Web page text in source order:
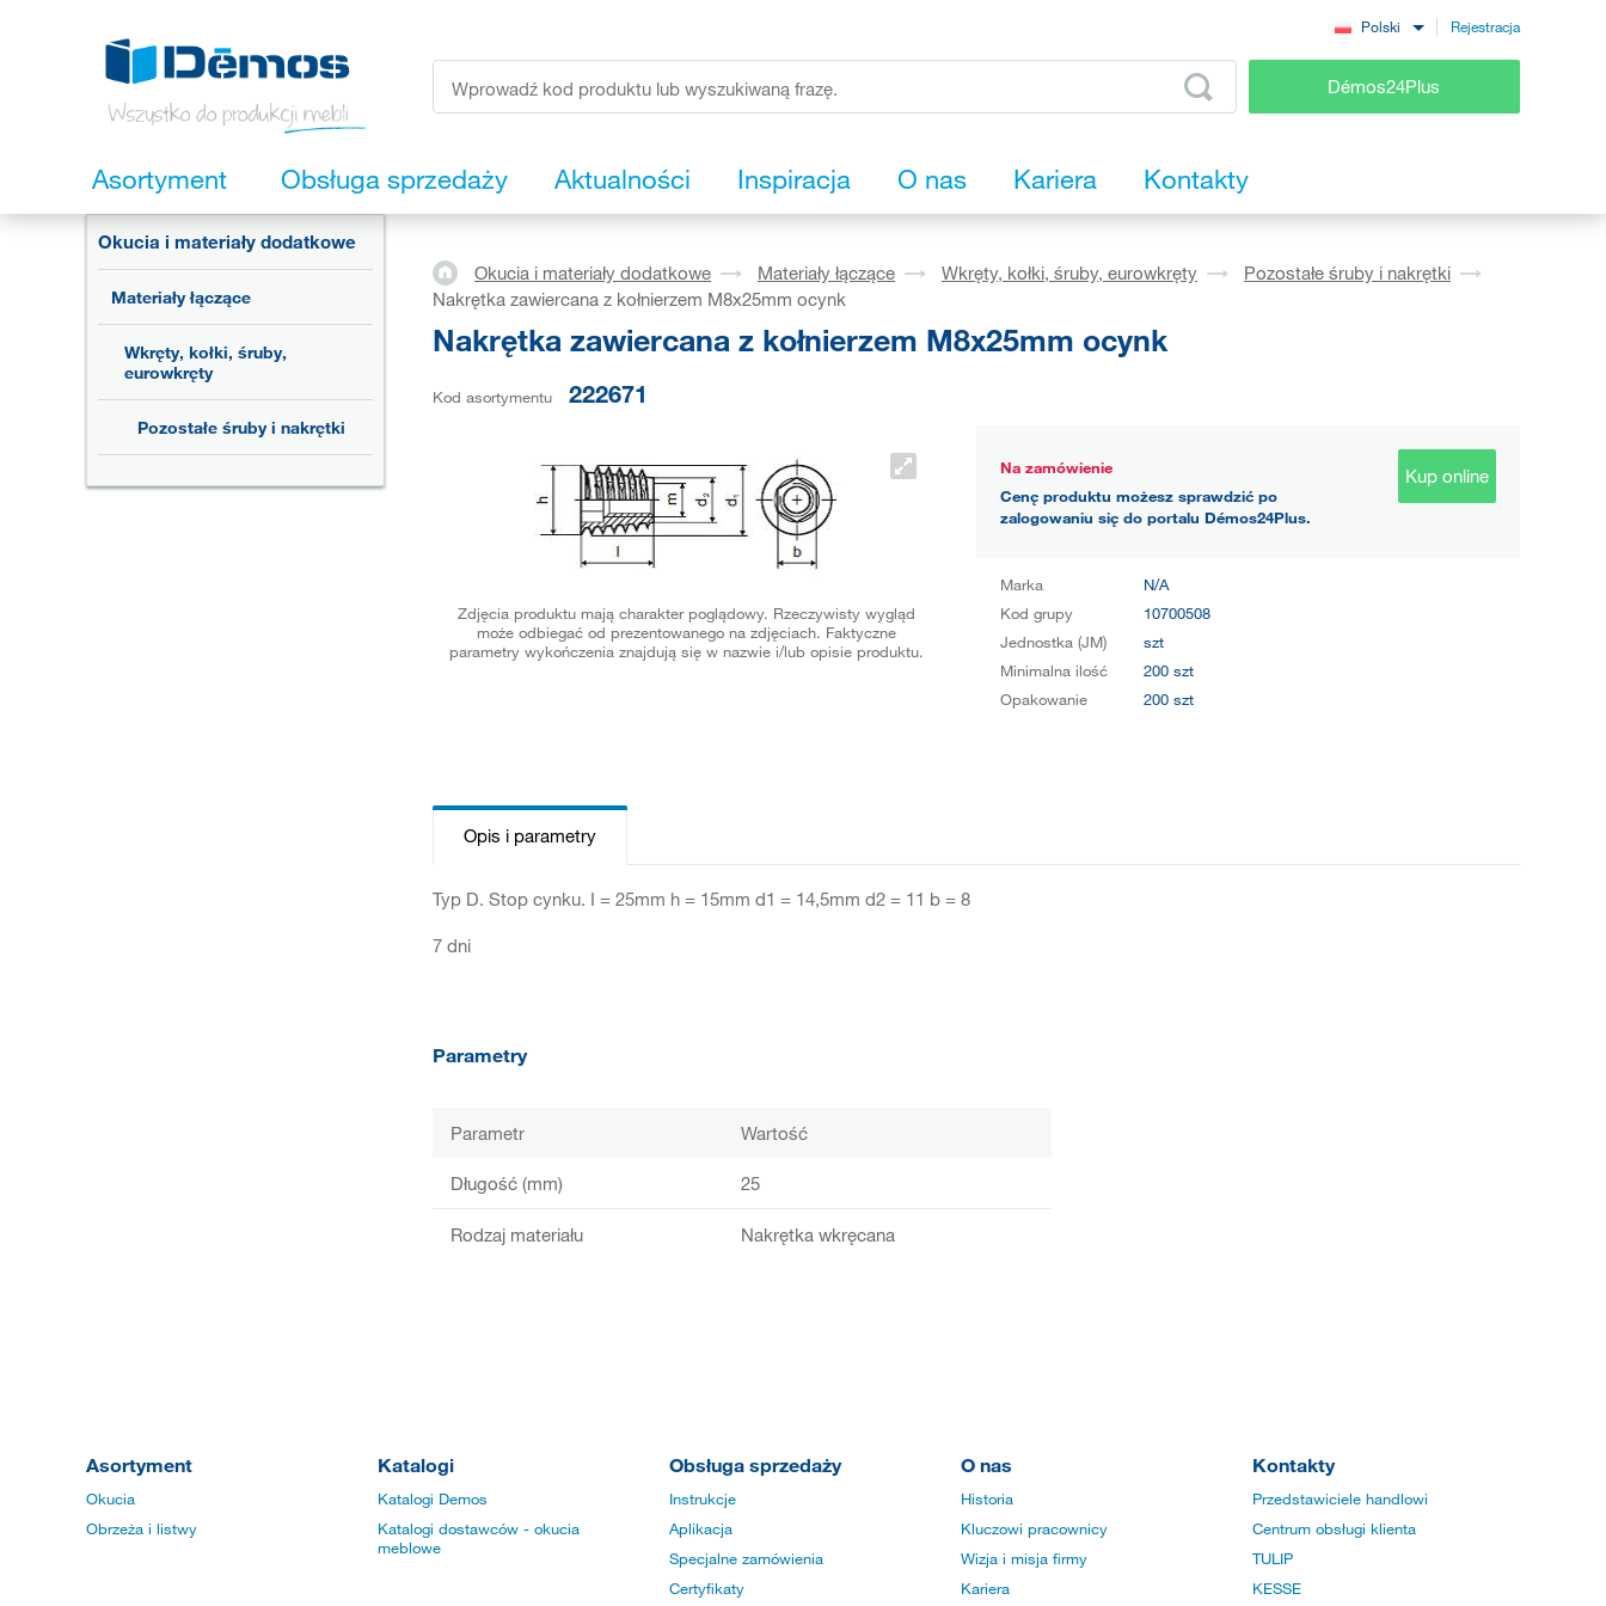
Polski Rejestracja
Démos24Plus
Asortyment Obsługa sprzedaży Aktualności Inspiracja O nas Kariera Kontakty
Okucia i materiały dodatkowe
Materiały łączące
Wkręty, kołki, śruby,
eurowkręty
Pozostałe śruby i nakrętki
Okucia i materiały dodatkowe Materiały łączące Wkręty, kołki, śruby, eurowkręty
Pozostałe śruby i nakrętki
Nakrętka zawiercana z kołnierzem M8x25mm ocynk
Nakrętka zawiercana z kołnierzem M8x25mm ocynk
Kod asortymentu 222671
Zdjęcia produktu mają charakter poglądowy. Rzeczywisty wygląd
może odbiegać od prezentowanego na zdjęciach. Faktyczne
parametry wykończenia znajdują się w nazwie i/lub opisie produktu.
Na zamówienie
Cenę produktu możesz sprawdzić po
zalogowaniu się do portalu Démos24Plus.
Kup online
Marka
N/A
Kod grupy
10700508
Jednostka (JM)
szt
Minimalna ilość
200 szt
Opakowanie
200 szt
Opis i parametry
Typ D. Stop cynku. I = 25mm h = 15mm d1 = 14,5mm d2 = 11 b = 8
7 dni
Parametry
Parametr Wartość
Długość (mm) 25
Rodzaj materiału Nakrętka wkręcana
Asortyment
Okucia
Obrzeża i listwy
Katalogi
Katalogi Demos
Katalogi dostawców - okucia
meblowe
Obsługa sprzedaży
Instrukcje
Aplikacja
Specjalne zamówienia
Certyfikaty
O nas
Historia
Kluczowi pracownicy
Wizja i misja firmy
Kariera
Kontakty
Przedstawiciele handlowi
Centrum obsługi klienta
TULIP
KESSE